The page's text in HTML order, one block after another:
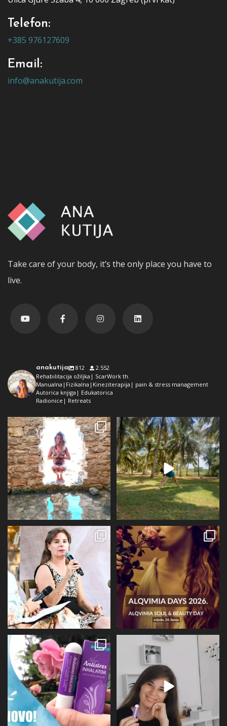
Telefon:
+385 976127609
Email:
info@anakutija.com
Take care of your body, it’s the only place you have to
live.
anakutija 812
2.552
Rehabilitacija ožiljka| ScarWork th.
Manualna|Fizikalna|Kineziterapija| pain & stress management
Autorica knjiga| Edukatorica
Radionice| Retreats
Dolaz da sam bila plava i dokaz da
preko ljeta
72 1
Da ne ispadne da samo radim 😅
Kad se dokopam...
29 2
Prošli tjedan @alqvimia_hrvatska je
slavila 2...
67 6
U srijedu 24.6 i četvrtak 25.6
Alqvimia store
16
Evo malo detaljnije o mirisu i
limbičkom sustavu,...
12 0
BIOVITALIS® Antistresni inhalator -
super dodatak
31